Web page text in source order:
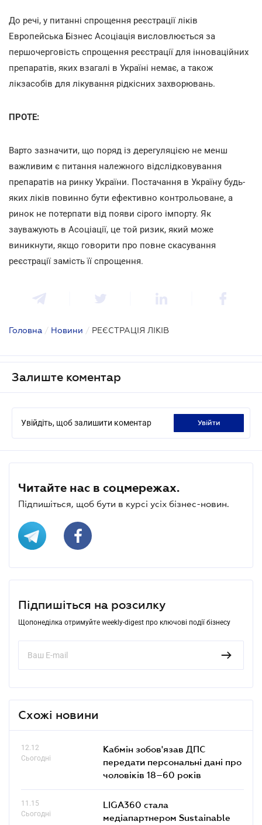
До речі, у питанні спрощення реєстрації ліків
Европейська Бізнес Асоціація висловлюється за
першочерговість спрощення реєстрації для інноваційних
препаратів, яких взагалі в Україні немає, а також
лікзасобів для лікування рідкісних захворювань.
ПРОТЕ:
Варто зазначити, що поряд із дерегуляцією не менш
важливим є питання належного відслідковування
препаратів на ринку України. Постачання в Україну будь-
яких ліків повинно бути ефективно контрольоване, а
ринок не потерпати від появи сірого імпорту. Як
зауважують в Асоціації, це той ризик, який може
виникнути, якщо говорити про повне скасування
реєстрації замість її спрощення.
Головна / Новини / РЕЄСТРАЦІЯ ЛІКІВ
Залиште коментар
Увійдіть, щоб залишити коментар увійти
Читайте нас в соцмережах.
Підпишіться, щоб бути в курсі усіх бізнес-новин.
Підпишіться на розсилку
Щопонеділка отримуйте weekly-digest про ключові події бізнесу
Схожі новини
12.12
Сьогодні
Кабмін зобов'язав ДПС
передати персональні дані про
чоловіків 18–60 років
11.15
Сьогодні
LIGA360 стала
медіапартнером Sustainable